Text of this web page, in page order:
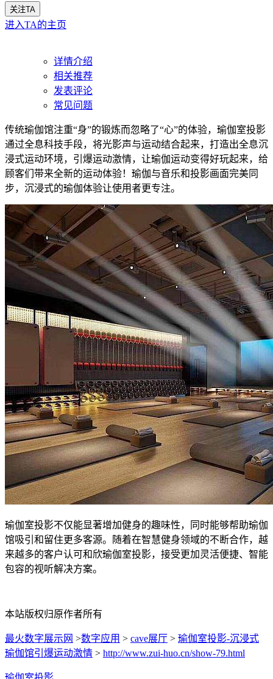
关注TA
进入TA的主页
详情介绍
相关推荐
发表评论
常见问题
传统瑜伽馆注重“身”的锻炼而忽略了“心”的体验，瑜伽室投影
通过全息科技手段，将光影声与运动结合起来，打造出全息沉
浸式运动环境，引爆运动激情，让瑜伽运动变得好玩起来，给
顾客们带来全新的运动体验！瑜伽与音乐和投影画面完美同
步，沉浸式的瑜伽体验让使用者更专注。
瑜伽室投影不仅能显著增加健身的趣味性，同时能够帮助瑜伽
馆吸引和留住更多客源。随着在智慧健身领域的不断合作，越
来越多的客户认可和欣瑜伽室投影，接受更加灵活便捷、智能
包容的视听解决方案。
本站版权归原作者所有
最火数字展示网 >数字应用 > cave展厅 > 瑜伽室投影-沉浸式
瑜伽馆引爆运动激情 > http://www.zui-huo.cn/show-79.html